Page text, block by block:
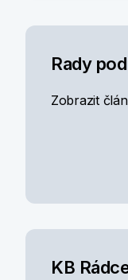
Rady
Zobrazit
KB